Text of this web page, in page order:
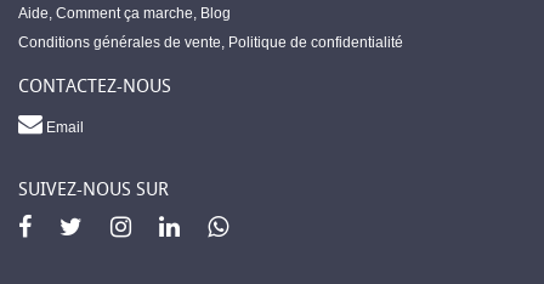
Aide, Comment ça marche, Blog
Conditions générales de vente, Politique de confidentialité
CONTACTEZ-NOUS
Email
SUIVEZ-NOUS SUR